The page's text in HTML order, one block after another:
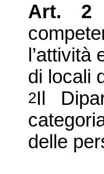
Art.
2
di locali
2Il
delle